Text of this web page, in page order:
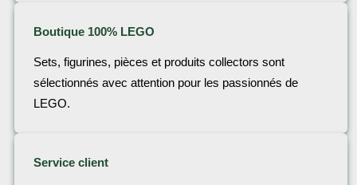
Boutique 100% LEGO
Sets, figurines, pièces et produits collectors sont
sélectionnés avec attention pour les passionnés de
LEGO.
Service client